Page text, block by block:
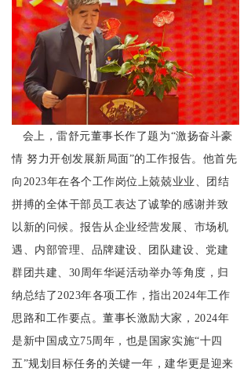
会上，雷舒元董事长作了题为“激扬奋斗豪
情 努力开创发展新局面”的工作报告。他首先
向2023年在各个工作岗位上兢兢业业、团结
拼搏的全体干部员工表达了诚挚的感谢并致
以新的问候。报告从企业经营发展、市场机
遇、内部管理、品牌建设、团队建设、党建
群团共建、30周年华诞活动举办等角度，归
纳总结了2023年各项工作，指出2024年工作
思路和工作要点。董事长激励大家，2024年
是新中国成立75周年，也是国家实施“十四
五”规划目标任务的关键一年，建华更是迎来